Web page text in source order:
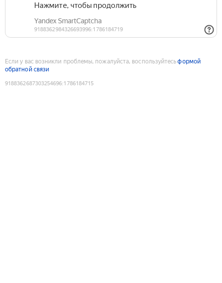
Если у вас возникли проблемы, пожалуйста, воспользуйтесьформой
обратной связи
9188362687303254696:1786184715